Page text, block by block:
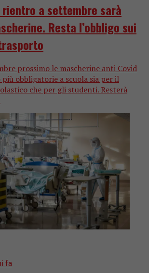
rientro a settembre sarà
Resta l’obbligo sui
prossimo le mascherine anti Covid
obbligatorie a scuola sia per il
che per gli studenti. Resterà
fa